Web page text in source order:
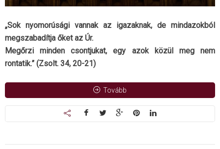
„Sok nyomorúsági vannak az igazaknak, de mindazokból
megszabadítja őket az Úr.
Megőrzi minden csontjukat, egy azok közül meg nem
rontatik.” (Zsolt. 34, 20-21)
Tovább